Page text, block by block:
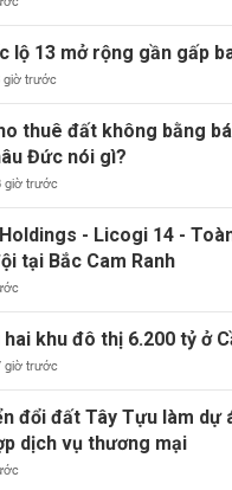
lộ 13 mở rộng gần gấp
giờ trước
thuê đất không bằng
Đức nói gì?
giờ trước
- Licogi 14 -
tại Bắc Cam Ranh
hai khu đô thị 6.200 tỷ ở
giờ trước
đổi đất Tây Tựu làm dự
dịch vụ thương mại